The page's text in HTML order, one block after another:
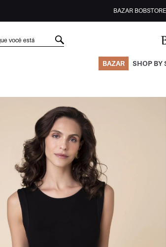
BAZAR
BAZAR SHOP BY